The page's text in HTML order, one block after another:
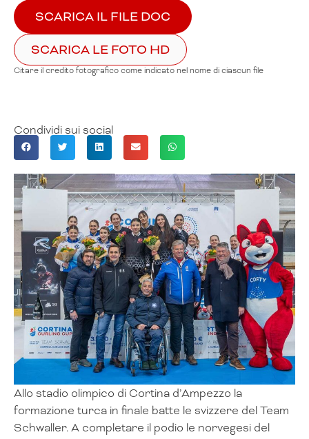
SCARICA IL FILE DOC
SCARICA LE FOTO HD
Citare il credito fotografico come indicato nel nome di ciascun file
Condividi sui social
Allo stadio olimpico di Cortina d’Ampezzo la
formazione turca in finale batte le svizzere del Team
Schwaller. A completare il podio le norvegesi del